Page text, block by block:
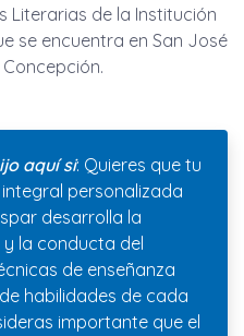
Literarias de la Institución
se encuentra en San José
aquí si: Quieres que tu
personalizada
desarrolla la
la conducta del
de enseñanza
habilidades de cada
importante que el